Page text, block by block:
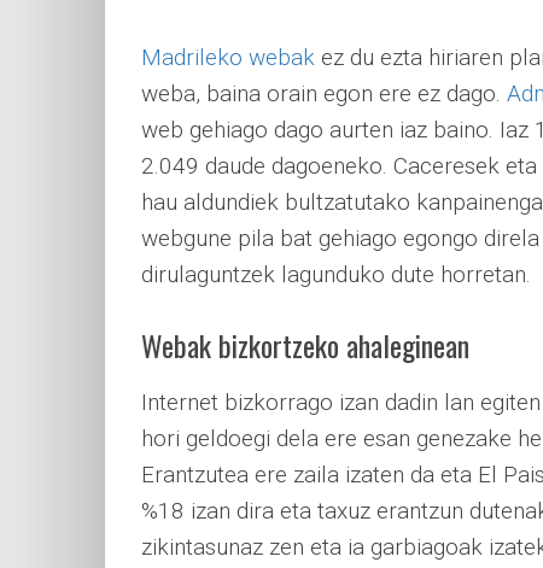
Madrileko webak ez du ezta hiriaren
weba, baina orain egon ere ez dago.
web gehiago dago aurten iaz baino.
2.049 daude dagoeneko. Caceresek
hau aldundiek bultzatutako
webgune pila bat gehiago egongo
dirulaguntzek lagunduko dute horretan.
Webak bizkortzeko ahaleginean
Internet bizkorrago izan dadin lan
hori geldoegi dela ere esan genezake
Erantzutea ere zaila izaten da eta El
%18 izan dira eta taxuz erantzun
zikintasunaz zen eta ia garbiagoak